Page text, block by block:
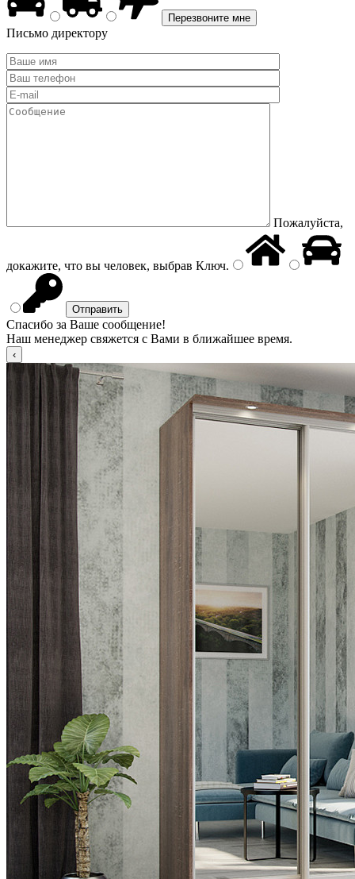
Письмо директору
Пожалуйста,
докажите, что вы человек, выбрав Ключ.
Спасибо за Ваше сообщение!
Наш менеджер свяжется с Вами в ближайшее время.